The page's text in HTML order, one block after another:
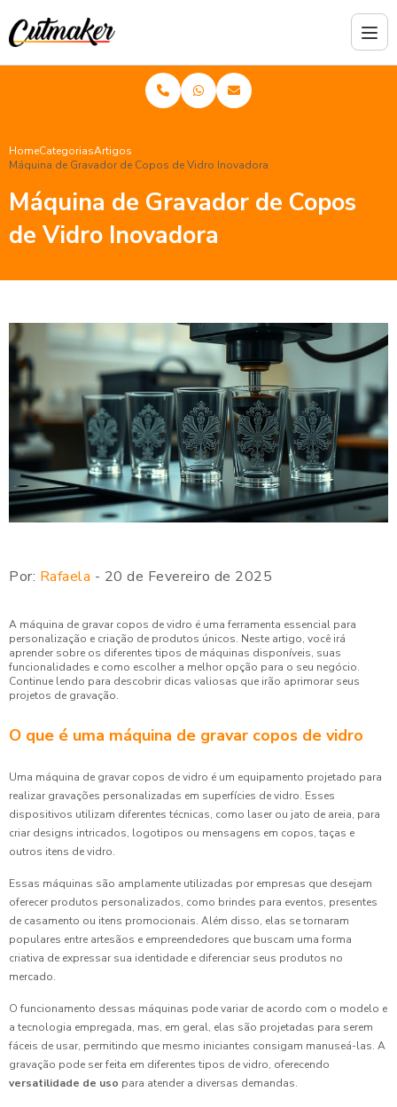
HomeCategoriasArtigos
Máquina de Gravador de Copos de Vidro Inovadora
Máquina de Gravador de Copos
de Vidro Inovadora
Por: Rafaela - 20 de Fevereiro de 2025
A máquina de gravar copos de vidro é uma ferramenta essencial para
personalização e criação de produtos únicos. Neste artigo, você irá
aprender sobre os diferentes tipos de máquinas disponíveis, suas
funcionalidades e como escolher a melhor opção para o seu negócio.
Continue lendo para descobrir dicas valiosas que irão aprimorar seus
projetos de gravação.
O que é uma máquina de gravar copos de vidro
Uma máquina de gravar copos de vidro é um equipamento projetado para
realizar gravações personalizadas em superfícies de vidro. Esses
dispositivos utilizam diferentes técnicas, como laser ou jato de areia, para
criar designs intricados, logotipos ou mensagens em copos, taças e
outros itens de vidro.
Essas máquinas são amplamente utilizadas por empresas que desejam
oferecer produtos personalizados, como brindes para eventos, presentes
de casamento ou itens promocionais. Além disso, elas se tornaram
populares entre artesãos e empreendedores que buscam uma forma
criativa de expressar sua identidade e diferenciar seus produtos no
mercado.
O funcionamento dessas máquinas pode variar de acordo com o modelo e
a tecnologia empregada, mas, em geral, elas são projetadas para serem
fáceis de usar, permitindo que mesmo iniciantes consigam manuseá-las. A
gravação pode ser feita em diferentes tipos de vidro, oferecendo
versatilidade de uso para atender a diversas demandas.